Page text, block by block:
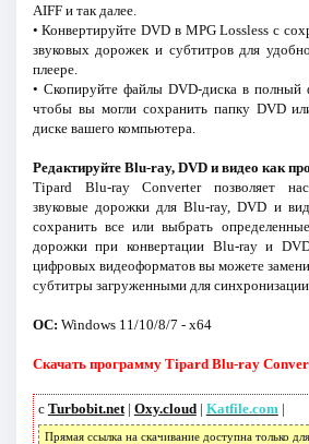
AIFF и так далее.
• Конвертируйте DVD в MPG Lossless с
звуковых дорожек и субтитров для
плеере.
• Скопируйте файлы DVD-диска в полный
чтобы вы могли сохранить папку DVD
диске вашего компьютера.
Редактируйте Blu-ray, DVD и видео как
Tipard Blu-ray Converter позволяет
звуковые дорожки для Blu-ray, DVD и
сохранить все или выбрать
дорожки при конвертации Blu-ray и
цифровых видеоформатов вы можете
субтитры загруженными для синхронизации
ОС: Windows 11/10/8/7 - x64
Скачать программу Tipard Blu-ray
с Turbobit.net| Oxy.cloud| Katfile.com |
Прямая ссылка на скачивание доступна только